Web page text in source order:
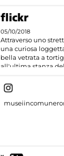
05/10/2018
Attraverso uno
una curiosa
bella vetrata a
all'ultima stanza